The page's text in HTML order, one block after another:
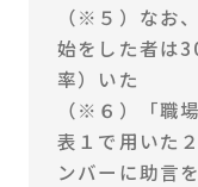
（※５）なお
始をした者は
率）いた
（※６）「職
表１で用いた
ンバーに助言